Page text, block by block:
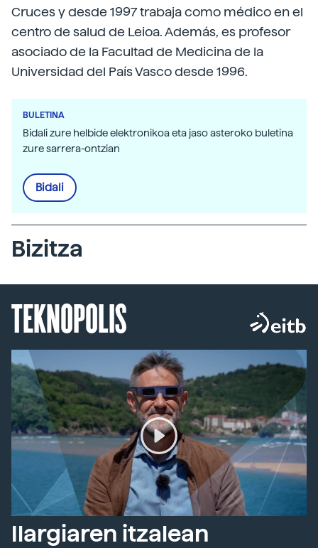
Cruces y desde 1997 trabaja como médico en el
centro de salud de Leioa. Además, es profesor
asociado de la Facultad de Medicina de la
Universidad del País Vasco desde 1996.
BULETINA
Bidali zure helbide elektronikoa eta jaso asteroko buletina
zure sarrera-ontzian
Bidali
Bizitza
TEKNOPOLIS
Ilargiaren itzalean